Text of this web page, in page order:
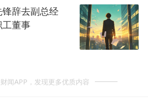
辞去副总经
董事
闻APP，发现更多优质内容